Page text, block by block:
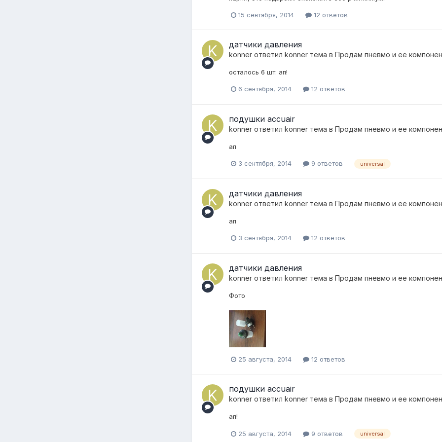
15 сентября, 2014 12 ответов
датчики давления
konner ответил konner тема в Продам пневмо и ее
осталось 6 шт. ап!
6 сентября, 2014 12 ответов
подушки accuair
konner ответил konner тема в Продам пневмо и ее
ап
3 сентября, 2014 9 ответов universal
датчики давления
konner ответил konner тема в Продам пневмо и ее
ап
3 сентября, 2014 12 ответов
датчики давления
konner ответил konner тема в Продам пневмо и ее
Фото
25 августа, 2014 12 ответов
подушки accuair
konner ответил konner тема в Продам пневмо и ее
ап!
25 августа, 2014 9 ответов universal